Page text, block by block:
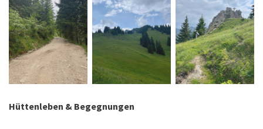
Hüttenleben & Begegnungen